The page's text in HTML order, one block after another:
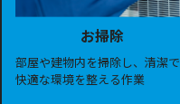
お掃除
部屋や建物内を掃除し、清潔で
快適な環境を整える作業